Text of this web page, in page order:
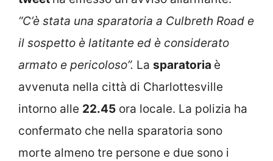
“C’è stata una sparatoria a Culbreth Road e
il sospetto è latitante ed è considerato
armato e pericoloso”. La sparatoria è
avvenuta nella città di Charlottesville
intorno alle 22.45 ora locale. La polizia ha
confermato che nella sparatoria sono
morte almeno tre persone e due sono i